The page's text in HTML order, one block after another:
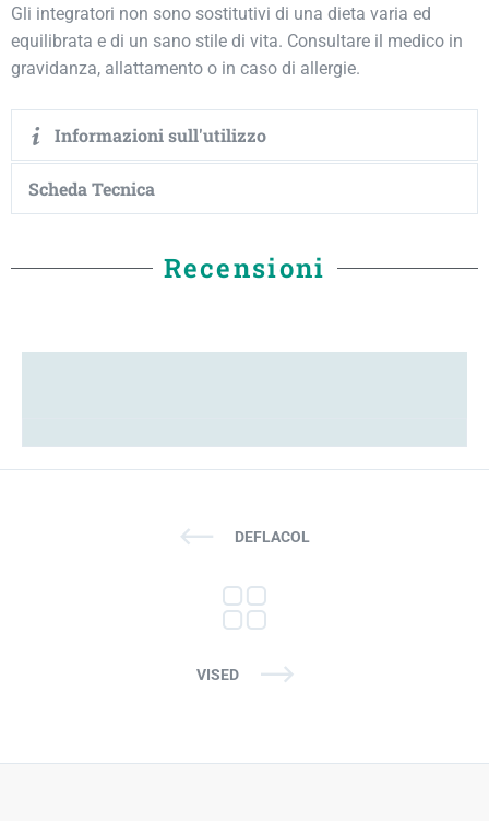
Gli integratori non sono sostitutivi di una dieta varia ed
equilibrata e di un sano stile di vita. Consultare il medico in
gravidanza, allattamento o in caso di allergie.
Informazioni sull'utilizzo
Scheda Tecnica
Recensioni
DEFLACOL
VISED